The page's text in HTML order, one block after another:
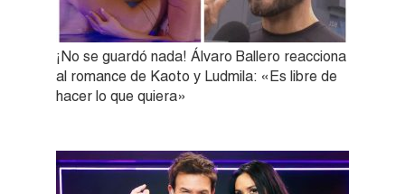
¡No se guardó nada! Álvaro Ballero reacciona
al romance de Kaoto y Ludmila: «Es libre de
hacer lo que quiera»